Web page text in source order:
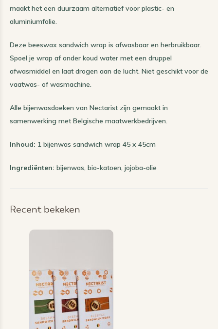
maakt het een duurzaam alternatief voor plastic- en
aluminiumfolie.
Deze beeswax sandwich wrap is afwasbaar en herbruikbaar.
Spoel je wrap af onder koud water met een druppel
afwasmiddel en laat drogen aan de lucht. Niet geschikt voor de
vaatwas- of wasmachine.
Alle bijenwasdoeken van Nectarist zijn gemaakt in
samenwerking met Belgische maatwerkbedrijven.
Inhoud: 1 bijenwas sandwich wrap 45 x 45cm
Ingrediënten: bijenwas, bio-katoen, jojoba-olie
Recent bekeken